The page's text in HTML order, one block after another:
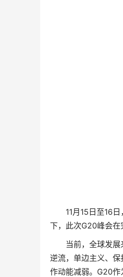
11月15日至16
下，此次G20峰会在
当前，全球发
逆流，单边主义、
作动能减弱。G20作